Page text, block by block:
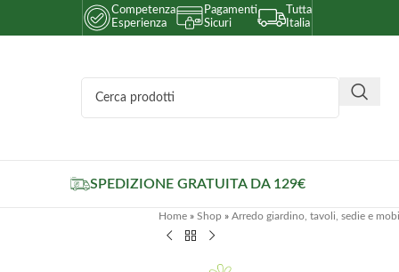
Competenza
Esperienza
Pagamenti
Sicuri
Tutta
Italia
SPEDIZIONE GRATUITA DA 129€
Home» Shop » Arredo giardino, tavoli, sedie e